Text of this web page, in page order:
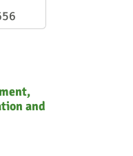
and